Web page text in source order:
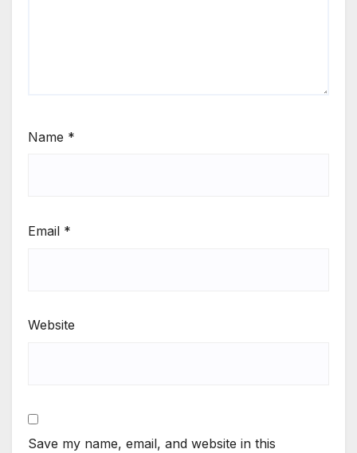
Name *
Email *
Website
Save my name, email, and website in this